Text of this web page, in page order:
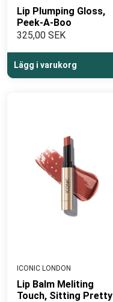
Lip Plumping Gloss,
Peek-A-Boo
325,00 SEK
Lägg i varukorg
ICONIC LONDON
Lip Balm Meliting
Touch, Sitting Pretty